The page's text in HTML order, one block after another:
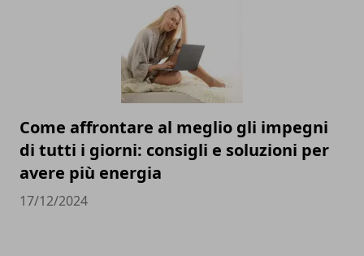
Come affrontare al meglio gli impegni
di tutti i giorni: consigli e soluzioni per
avere più energia
17/12/2024